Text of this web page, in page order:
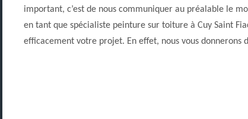
important, c’est de nous communiquer au préalable le
en tant que spécialiste peinture sur toiture à Cuy Saint
efficacement votre projet. En effet, nous vous donnerons